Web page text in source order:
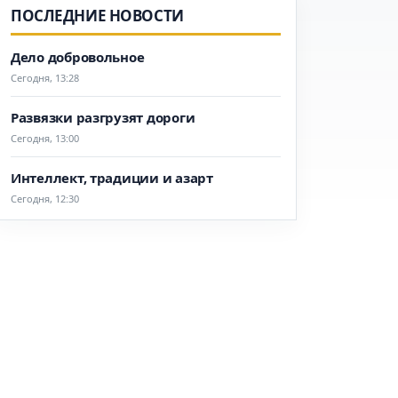
ПОСЛЕДНИЕ НОВОСТИ
Дело добровольное
Сегодня, 13:28
Развязки разгрузят дороги
Сегодня, 13:00
Интеллект, традиции и азарт
Сегодня, 12:30